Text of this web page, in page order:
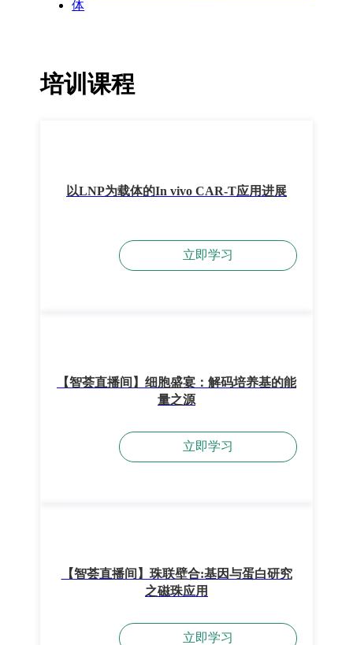
培训课程
以LNP为载体的In vivo CAR-T应用进展
立即学习
【智荟直播间】细胞盛宴：解码培养基的能
量之源
立即学习
【智荟直播间】珠联壁合:基因与蛋白研究
之磁珠应用
立即学习